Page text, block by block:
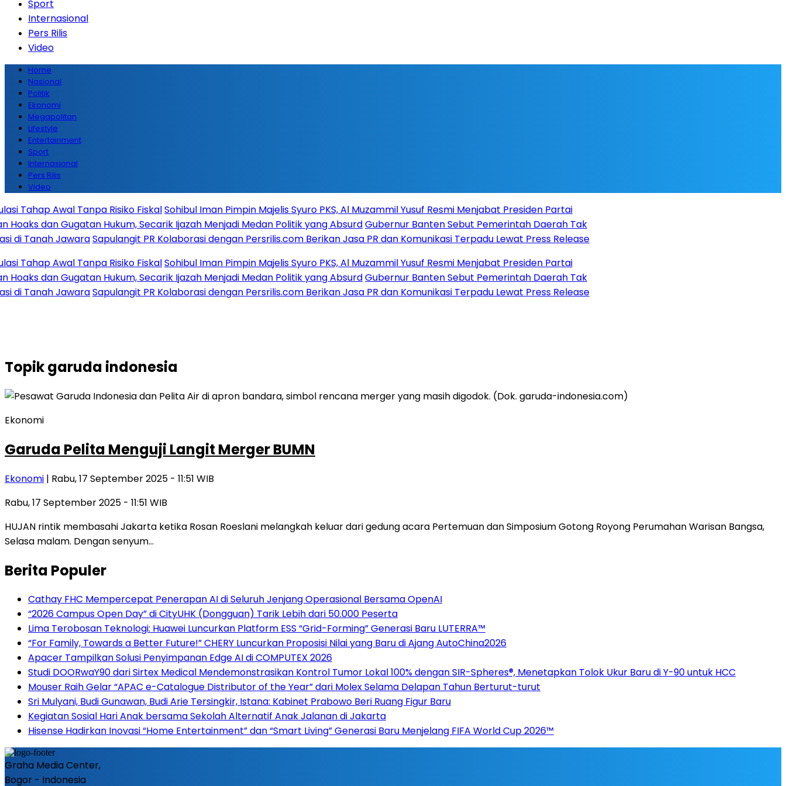
Sport
Internasional
Pers Rilis
Video
Home
Nasional
Politik
Ekonomi
Megapolitan
Lifestyle
Entertainment
Sport
Internasional
Pers Rilis
Video
Awal Tanpa Risiko FiskalSohibul Iman Pimpin Majelis Syuro PKS, Al Muzammil Yusuf Resmi Menjabat Presiden Partai
dan Gugatan Hukum, Secarik Ijazah Menjadi Medan Politik yang AbsurdGubernur Banten Sebut Pemerintah Daerah Tak
Tanah JawaraSapulangit PR Kolaborasi dengan Persrilis.com Berikan Jasa PR dan Komunikasi Terpadu Lewat Press Release
Awal Tanpa Risiko FiskalSohibul Iman Pimpin Majelis Syuro PKS, Al Muzammil Yusuf Resmi Menjabat Presiden Partai
dan Gugatan Hukum, Secarik Ijazah Menjadi Medan Politik yang AbsurdGubernur Banten Sebut Pemerintah Daerah Tak
Tanah JawaraSapulangit PR Kolaborasi dengan Persrilis.com Berikan Jasa PR dan Komunikasi Terpadu Lewat Press Release
Topikgaruda indonesia
Ekonomi
Garuda Pelita Menguji Langit Merger BUMN
Ekonomi | Rabu, 17 September 2025 - 11:51 WIB
Rabu, 17 September 2025 - 11:51 WIB
HUJAN rintik membasahi Jakarta ketika Rosan Roeslani melangkah keluar dari gedung acara Pertemuan dan Simposium Gotong Royong Perumahan Warisan Bangsa,
Selasa malam. Dengan senyum…
Berita Populer
Cathay FHC Mempercepat Penerapan AI di Seluruh Jenjang Operasional Bersama OpenAI
“2026 Campus Open Day” di CityUHK (Dongguan) Tarik Lebih dari 50.000 Peserta
Lima Terobosan Teknologi: Huawei Luncurkan Platform ESS “Grid-Forming” Generasi Baru LUTERRA™
“For Family, Towards a Better Future!” CHERY Luncurkan Proposisi Nilai yang Baru di Ajang AutoChina2026
Apacer Tampilkan Solusi Penyimpanan Edge AI di COMPUTEX 2026
Studi DOORwaY90 dari Sirtex Medical Mendemonstrasikan Kontrol Tumor Lokal 100% dengan SIR-Spheres®, Menetapkan Tolok Ukur Baru di Y-90 untuk HCC
Mouser Raih Gelar “APAC e-Catalogue Distributor of the Year” dari Molex Selama Delapan Tahun Berturut-turut
Sri Mulyani, Budi Gunawan, Budi Arie Tersingkir, Istana: Kabinet Prabowo Beri Ruang Figur Baru
Kegiatan Sosial Hari Anak bersama Sekolah Alternatif Anak Jalanan di Jakarta
Hisense Hadirkan Inovasi “Home Entertainment” dan “Smart Living” Generasi Baru Menjelang FIFA World Cup 2026™
Graha Media Center,
Bogor - Indonesia